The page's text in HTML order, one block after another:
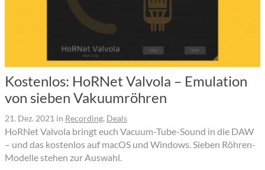
Kostenlos: HoRNet Valvola – Emulation
von sieben Vakuumröhren
21. Dez. 2021 in Recording, Deals
HoRNet Valvola bringt euch Vacuum-Tube-Sound in die DAW
– und das kostenlos auf macOS und Windows. Sieben Röhren-
Modelle stehen zur Auswahl.